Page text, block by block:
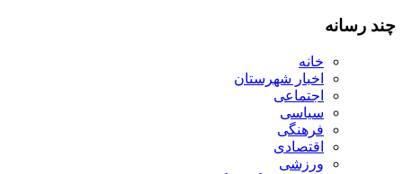
چند رسانه
خانه
اخبار شهرستان
اجتماعی
سیاسی
فرهنگی
اقتصادی
ورزشی